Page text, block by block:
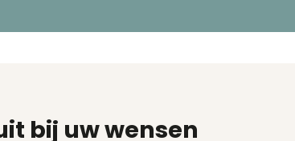
bij uw wensen